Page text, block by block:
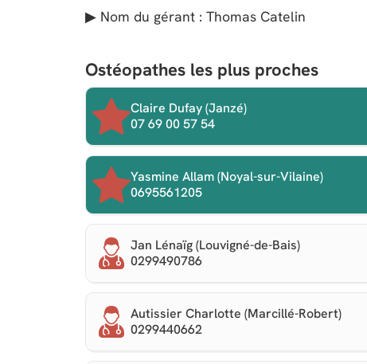
▶ Nom du gérant : Thomas Catelin
Ostéopathes les plus proches
Claire Dufay (Janzé)
07 69 00 57 54
Yasmine Allam (Noyal-sur-Vilaine)
0695561205
Jan Lénaïg (Louvigné-de-Bais)
0299490786
Autissier Charlotte (Marcillé-Robert)
0299440662